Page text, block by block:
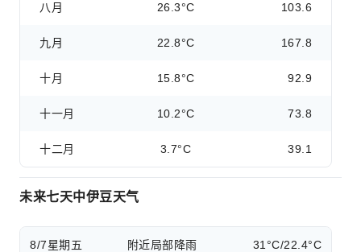
八月 26.3°C 103.6
九月 22.8°C 167.8
十月 15.8°C 92.9
十一月 10.2°C 73.8
十二月 3.7°C 39.1
未来七天中伊豆天气
8/7星期五 附近局部降雨 31°C/22.4°C